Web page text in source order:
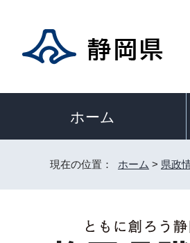
ホーム
現在の位置： ホーム > 県政